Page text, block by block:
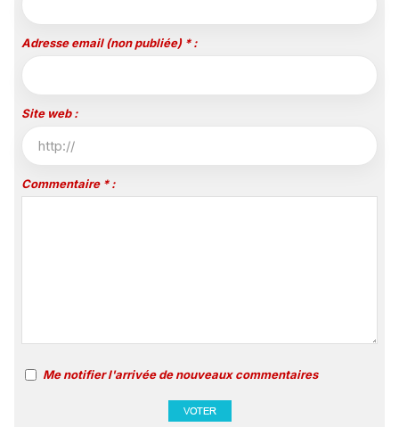
Adresse email (non publiée) * :
Site web :
Commentaire * :
Me notifier l'arrivée de nouveaux commentaires